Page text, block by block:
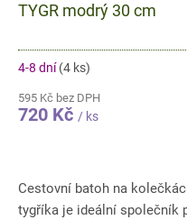
TYGR modrý 30 cm
4-8 dní(4 ks)
595 Kč bez DPH
720 Kč / ks
Cestovní batoh na
tygříka je ideální společník